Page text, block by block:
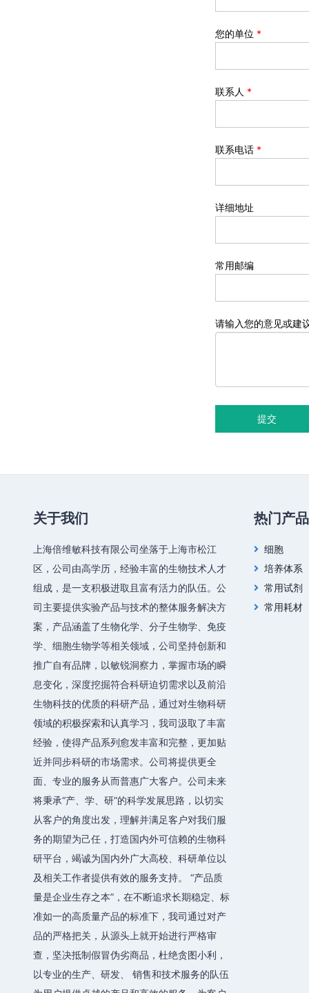
您的单位 *
联系人 *
联系电话 *
详细地址
常用邮编
请输入您的意见或建
提交
关于我们
上海倍维敏科技有限公司坐落于上海市松江
区，公司由高学历，经验丰富的生物技术人才
组成，是一支积极进取且富有活力的队伍。公
司主要提供实验产品与技术的整体服务解决方
案，产品涵盖了生物化学、分子生物学、免疫
学、细胞生物学等相关领域，公司坚持创新和
推广自有品牌，以敏锐洞察力，掌握市场的瞬
息变化，深度挖掘符合科研迫切需求以及前沿
生物科技的优质的科研产品，通过对生物科研
领域的积极探索和认真学习，我司汲取了丰富
经验，使得产品系列愈发丰富和完整，更加贴
近并同步科研的市场需求。公司将提供更全
面、专业的服务从而普惠广大客户。公司未来
将秉承“产、学、研”的科学发展思路，以切实
从客户的角度出发，理解并满足客户对我们服
务的期望为己任，打造国内外可信赖的生物科
研平台，竭诚为国内外广大高校、科研单位以
及相关工作者提供有效的服务支持。 “产品质
量是企业生存之本”，在不断追求长期稳定、标
准如一的高质量产品的标准下，我司通过对产
品的严格把关，从源头上就开始进行严格审
查，坚决抵制假冒伪劣商品，杜绝贪图小利，
以专业的生产、研发、 销售和技术服务的队伍
热门产品
细胞
培养体系
常用试剂
常用耗材